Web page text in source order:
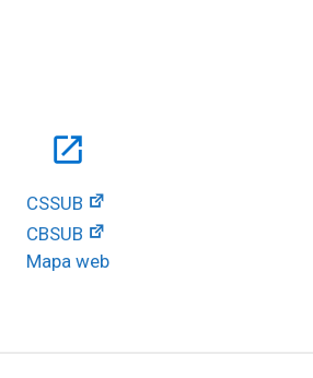
open_in_new
CSSUB
CBSUB
Mapa web